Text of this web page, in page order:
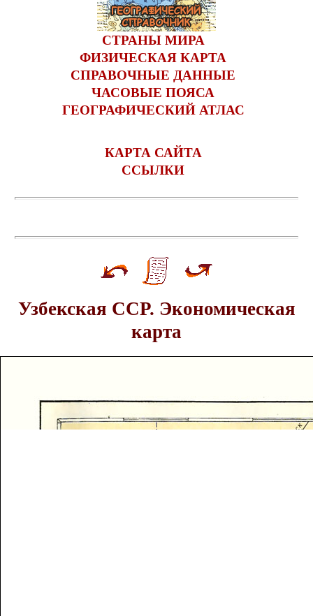
СТРАНЫ МИРА
ФИЗИЧЕСКАЯ КАРТА
СПРАВОЧНЫЕ ДАННЫЕ
ЧАСОВЫЕ ПОЯСА
ГЕОГРАФИЧЕСКИЙ АТЛАС
КАРТА САЙТА
ССЫЛКИ
Узбекская ССР. Экономическая
карта